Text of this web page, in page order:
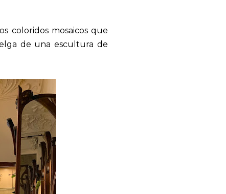
coloridos mosaicos que
de una escultura de